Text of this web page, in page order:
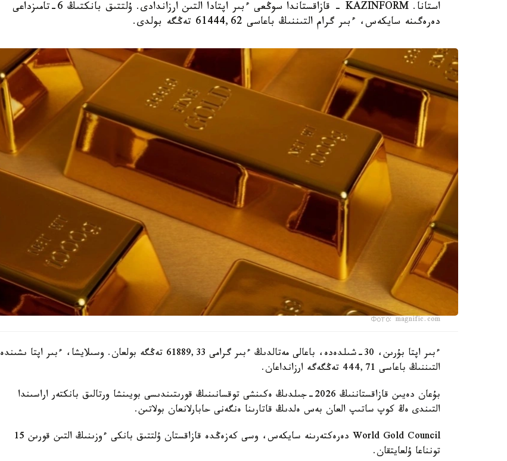
استانا. KAZINFORM - قازاقستاندا سوڭعى ءبىر اپتادا التىن ارزاندادى. ۇلتتىق بانكتىڭ 6-تامىزداعى
دەرەگىنە سايكەس، ءبىر گرام التىننىڭ باعاسى 61444,62 تەڭگە بولدى.
Фото: magnific.com
ءبىر اپتا بۇرىن، 30-شىلدەدە، باعالى مەتالدىڭ ءبىر گرامى 61889,33 تەڭگە بولعان. وسىلايشا، ءبىر اپتا ىشىندە
التىننىڭ باعاسى 444,71 تەڭگەگە ارزانداعان.
بۇعان دەيىن قازاقستاننىڭ 2026-جىلدىڭ ەكىنشى توقسانىنىڭ قورىتىندىسى بويىنشا ورتالىق بانكتەر اراسىندا
التىندى ەڭ كوپ ساتىپ العان بەس ەلدىڭ قاتارىنا ەنگەنى حابارلانعان بولاتىن.
World Gold Council دەرەكتەرىنە سايكەس، وسى كەزەڭدە قازاقستان ۇلتتىق بانكى ءوزىنىڭ التىن قورىن 15
تونناعا ۇلعايتقان.